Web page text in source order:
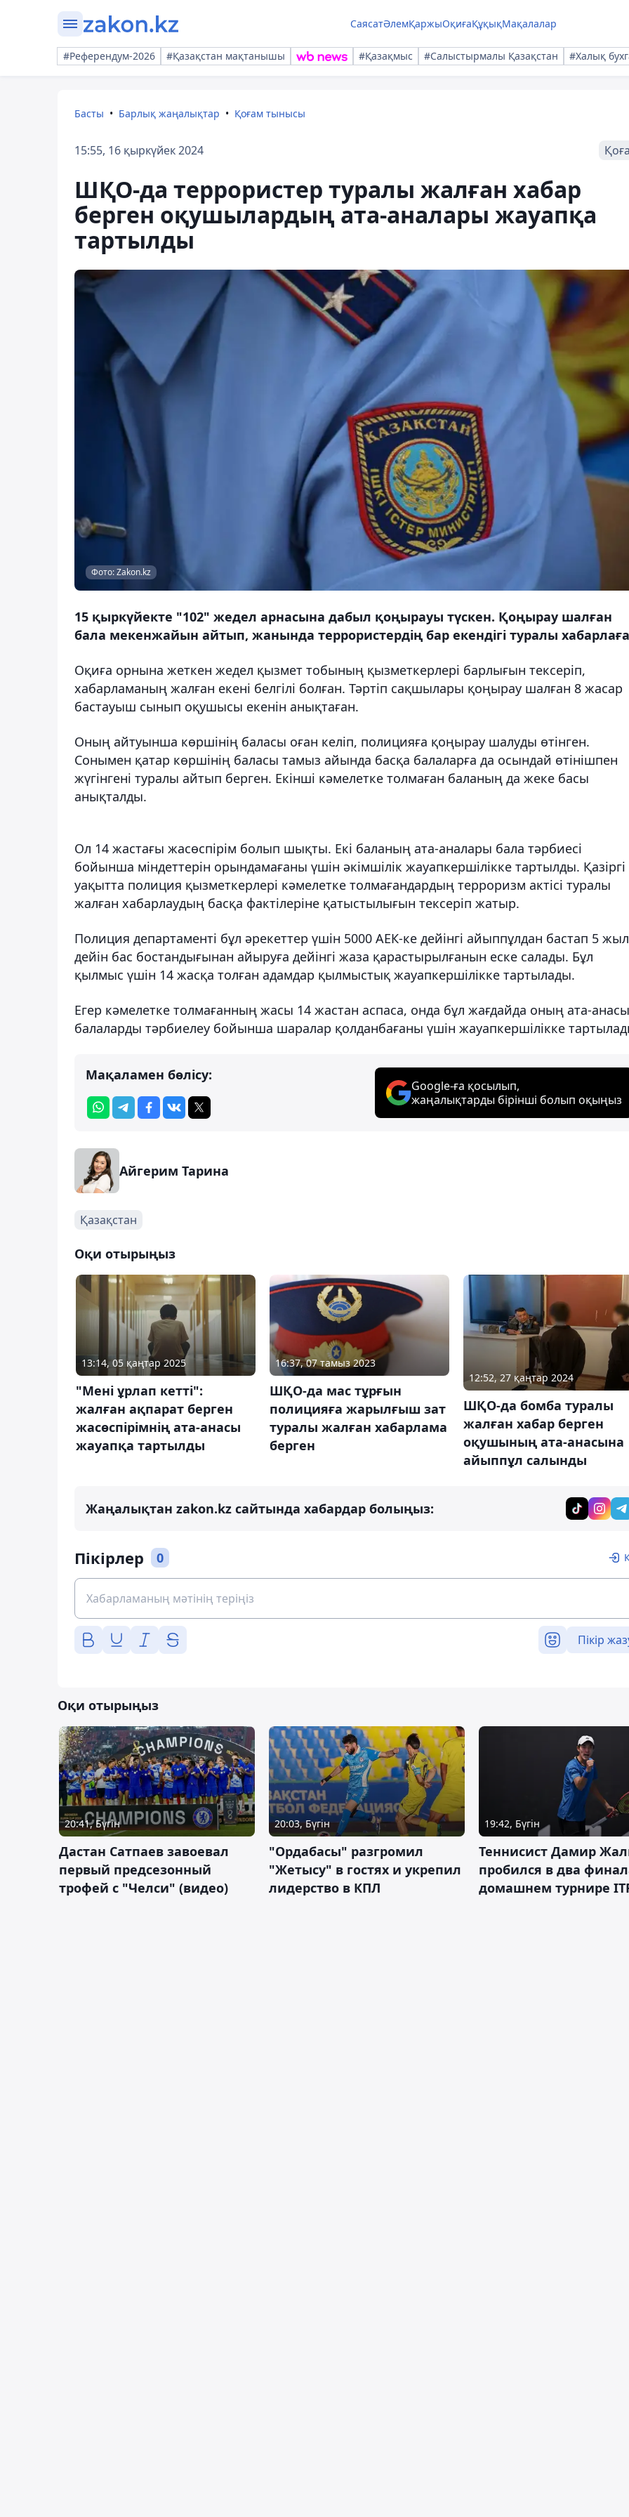
СаясатӘлемҚаржыОқиғаҚұқықМақалалар
#Референдум-2026 #Қазақстан мақтанышы #Қазақмыс #Салыстырмалы Қазақстан #Халық
Басты Барлық жаңалықтар Қоғам тынысы
15:55, 16 қыркүйек 2024
ШҚО-да террористер туралы жалған хабар
берген оқушылардың ата-аналары жауапқа
тартылды
Фото: Zakon.kz
15 қыркүйекте "102" жедел арнасына дабыл қоңырауы түскен. Қоңырау шалған
бала мекенжайын айтып, жанында террористердің бар екендігі туралы
Оқиға орнына жеткен жедел қызмет тобының қызметкерлері барлығын тексеріп,
хабарламаның жалған екені белгілі болған. Тәртіп сақшылары қоңырау шалған 8 жасар
бастауыш сынып оқушысы екенін анықтаған.
Оның айтуынша көршінің баласы оған келіп, полицияға қоңырау шалуды өтінген.
Сонымен қатар көршінің баласы тамыз айында басқа балаларға да осындай өтінішпен
жүгінгені туралы айтып берген. Екінші кәмелетке толмаған баланың да жеке басы
анықталды.
Ол 14 жастағы жасөспірім болып шықты. Екі баланың ата-аналары бала тәрбиесі
бойынша міндеттерін орындамағаны үшін әкімшілік жауапкершілікке тартылды. Қазіргі
уақытта полиция қызметкерлері кәмелетке толмағандардың терроризм актісі туралы
жалған хабарлаудың басқа фактілеріне қатыстылығын тексеріп жатыр.
Полиция департаменті бұл әрекеттер үшін 5000 АЕК-ке дейінгі айыппұлдан бастап 5
дейін бас бостандығынан айыруға дейінгі жаза қарастырылғанын еске салады. Бұл
қылмыс үшін 14 жасқа толған адамдар қылмыстық жауапкершілікке тартылады.
Егер кәмелетке толмағанның жасы 14 жастан аспаса, онда бұл жағдайда оның ата-анасы
балаларды тәрбиелеу бойынша шаралар қолданбағаны үшін жауапкершілікке
Мақаламен бөлісу:
Google-ға қосылып,
жаңалықтарды бірінші болып оқыңыз
Айгерим Тарина
Қазақстан
Оқи отырыңыз
13:14, 05 қаңтар 2025
"Мені ұрлап кетті":
жалған ақпарат берген
жасөспірімнің ата-анасы
жауапқа тартылды
16:37, 07 тамыз 2023
ШҚО-да мас тұрғын
полицияға жарылғыш зат
туралы жалған хабарлама
берген
12:52, 27 қаңтар 2024
ШҚО-да бомба туралы
жалған хабар берген
оқушының ата-анасына
айыппұл салынды
Жаңалықтан zakon.kz сайтында хабардар болыңыз:
Пікірлер 0
Пікір
Оқи отырыңыз
20:41, Бүгін
Дастан Сатпаев завоевал
первый предсезонный
трофей с "Челси" (видео)
20:03, Бүгін
"Ордабасы" разгромил
"Жетысу" в гостях и укрепил
лидерство в КПЛ
19:42, Бүгін
Теннисист Дамир
пробился в два
домашнем турнире